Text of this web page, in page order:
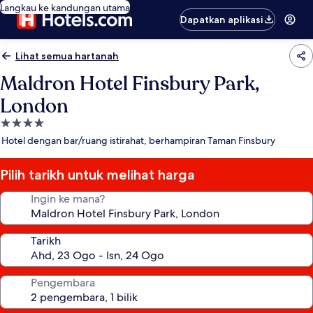
Langkau ke kandungan utama
Dapatkan aplikasi
Lihat semua hartanah
Maldron Hotel Finsbury Park,
London
Hartanah
4.0
Hotel dengan bar/ruang istirahat, berhampiran Taman Finsbury
Pilih tarikh untuk melihat harga
Ingin ke mana?
Tarikh
Pengembara